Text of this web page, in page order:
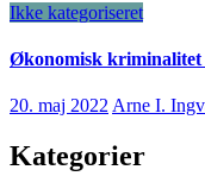
Ikke kategoriseret
Økonomisk kriminalitet
20. maj 2022 Arne I.
Kategorier